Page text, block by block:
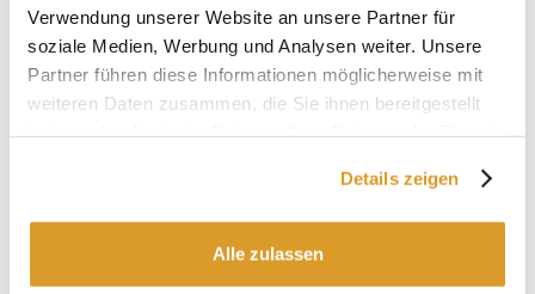
Verwendung unserer Website an unsere Partner für
soziale Medien, Werbung und Analysen weiter. Unsere
Partner führen diese Informationen möglicherweise mit
weiteren Daten zusammen, die Sie ihnen bereitgestellt
Details zeigen
Alle zulassen
IN VERBINDUNG STEHENDE PRODUKTE